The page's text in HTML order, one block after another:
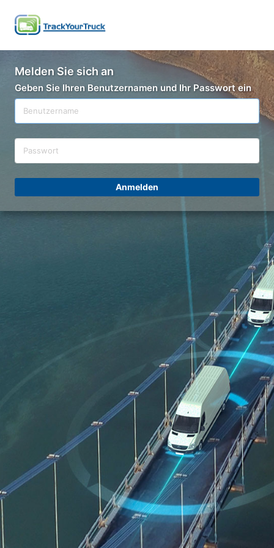
Melden Sie sich an
Geben Sie Ihren Benutzernamen und Ihr Passwort ein
Anmelden